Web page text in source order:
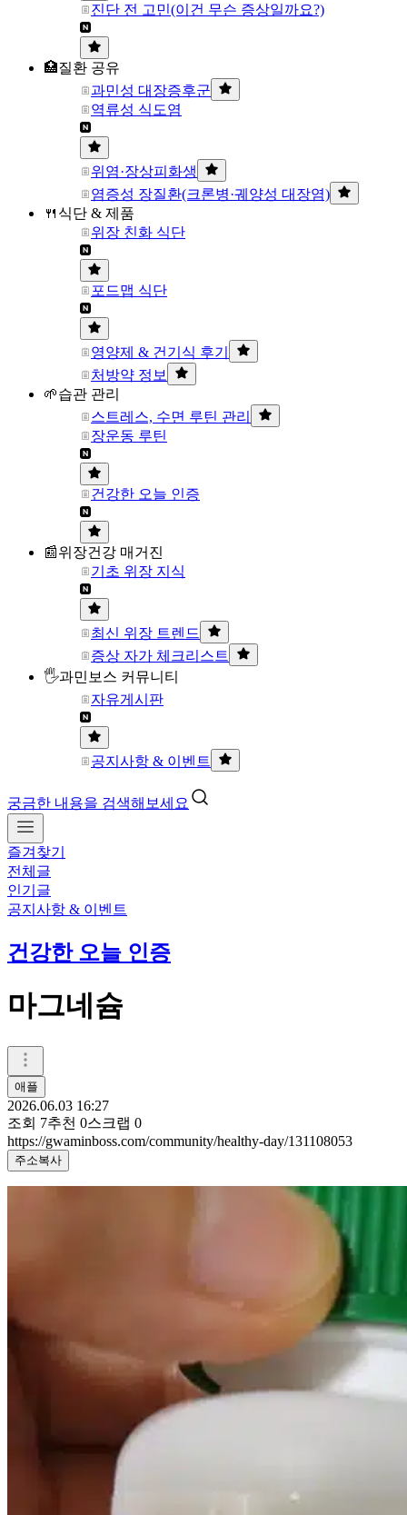
진단 전 고민(이건 무슨 증상일까요?)
🏥질환 공유
과민성 대장증후군
역류성 식도염
위염·장상피화생
염증성 장질환(크론병·궤양성 대장염)
🍴식단 & 제품
위장 친화 식단
포드맵 식단
영양제 & 건기식 후기
처방약 정보
🌱습관 관리
스트레스, 수면 루틴 관리
장운동 루틴
건강한 오늘 인증
📰위장건강 매거진
기초 위장 지식
최신 위장 트렌드
증상 자가 체크리스트
🖐과민보스 커뮤니티
자유게시판
공지사항 & 이벤트
궁금한 내용을 검색해보세요
즐겨찾기
전체글
인기글
공지사항 & 이벤트
건강한 오늘 인증
마그네슘
애플
2026.06.03 16:27
조회 7추천 0스크랩 0
https://gwaminboss.com/community/healthy-day/131108053
주소복사